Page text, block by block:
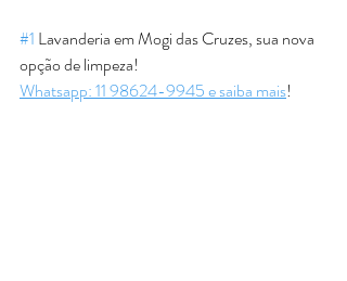
#1 Lavanderia em Mogi das Cruzes, sua nova
opção de limpeza!
Whatsapp: 11 98624-9945 e saiba mais!